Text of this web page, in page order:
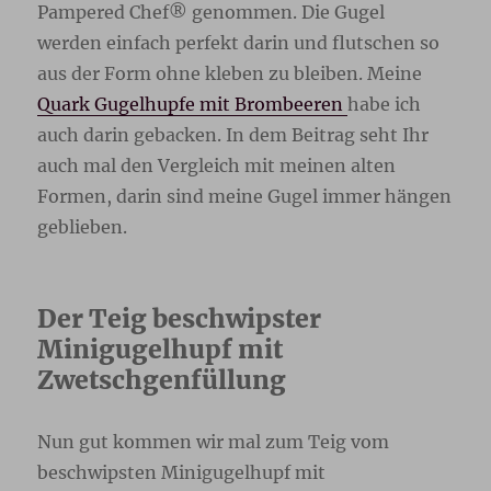
Pampered Chef® genommen. Die Gugel
werden einfach perfekt darin und flutschen so
aus der Form ohne kleben zu bleiben. Meine
Quark Gugelhupfe mit Brombeerenhabe ich
auch darin gebacken. In dem Beitrag seht Ihr
auch mal den Vergleich mit meinen alten
Formen, darin sind meine Gugel immer hängen
geblieben.
Der Teig beschwipster
Minigugelhupf mit
Zwetschgenfüllung
Nun gut kommen wir mal zum Teig vom
beschwipsten Minigugelhupf mit